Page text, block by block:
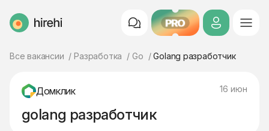
HireHi PRO
Все вакансии Разработка Go Golang разработчик
Домклик 16 июн
golang разработчик